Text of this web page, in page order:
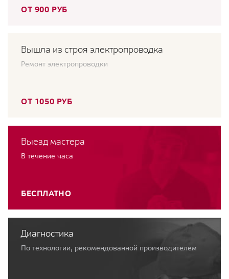
ОТ 900 РУБ
Вышла из строя электропроводка
Ремонт электропроводки
ОТ 1050 РУБ
Выезд мастера
В течение часа
БЕСПЛАТНО
Диагностика
По технологии, рекомендованной производителем